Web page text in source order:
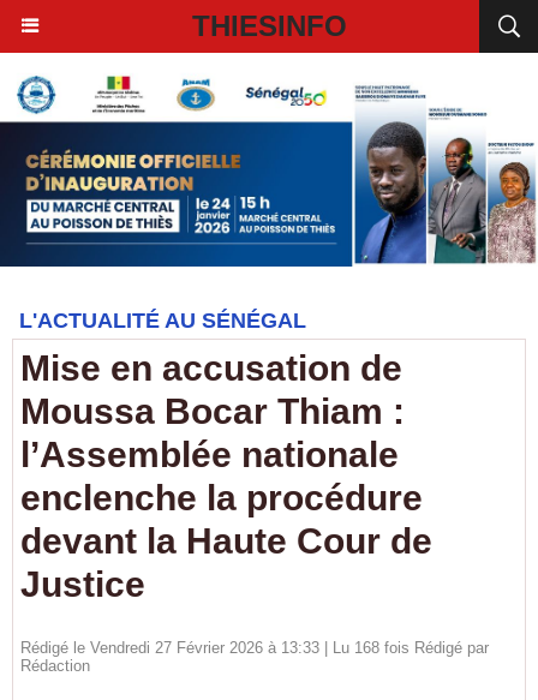
THIESINFO
L'ACTUALITÉ AU SÉNÉGAL
Mise en accusation de
Moussa Bocar Thiam :
l’Assemblée nationale
enclenche la procédure
devant la Haute Cour de
Justice
Rédigé le Vendredi 27 Février 2026 à 13:33 | Lu 168 fois Rédigé par
Rédaction